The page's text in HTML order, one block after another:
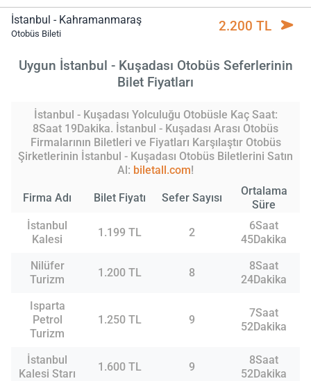
İstanbul - Kahramanmaraş
Otobüs Bileti 2.200 TL
Uygun İstanbul - Kuşadası Otobüs Seferlerinin
Bilet Fiyatları
İstanbul - Kuşadası Yolculuğu Otobüsle Kaç Saat:
8Saat 19Dakika. İstanbul - Kuşadası Arası Otobüs
Firmalarının Biletleri ve Fiyatları Karşılaştır Otobüs
Şirketlerinin İstanbul - Kuşadası Otobüs Biletlerini Satın
Al: biletall.com!
Firma Adı Bilet Fiyatı Sefer Sayısı
Ortalama
Süre
İstanbul
Kalesi
1.199 TL 2
6Saat
45Dakika
Nilüfer
Turizm
1.200 TL 8
8Saat
24Dakika
Isparta
Petrol
Turizm
1.250 TL 9
7Saat
52Dakika
İstanbul
Kalesi Starı
1.600 TL 9
8Saat
52Dakika